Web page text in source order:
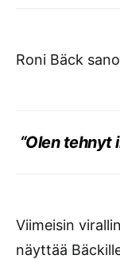
Roni Bäck
“Olen tehnyt
Viimeisin
näyttää